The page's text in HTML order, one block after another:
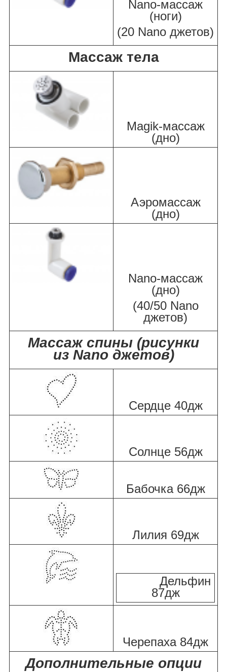
Nano-массаж
(ноги)
(20 Nano джетов)
Массаж тела
Magik-массаж
(дно)
Аэромассаж
(дно)
Nano-массаж
(дно)
(40/50 Nano
джетов)
Массаж спины (рисунки
из Nano джетов)
Сердце 40дж
Солнце 56дж
Бабочка 66дж
Лилия 69дж
Дельфин
87дж
Черепаха 84дж
Дополнительные опции